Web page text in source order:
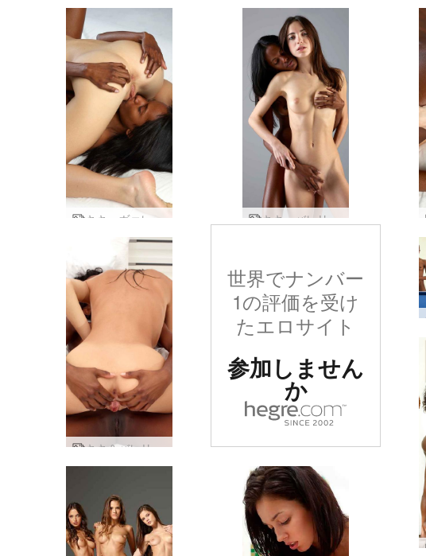
キキ・ヴァレリーのマンコ摩擦 キキ、バレリー ビーナスの女達
キキ＆バレリーセクシーな６９
世界でナンバー
1の評価を受け
たエロサイト
参加しません
か